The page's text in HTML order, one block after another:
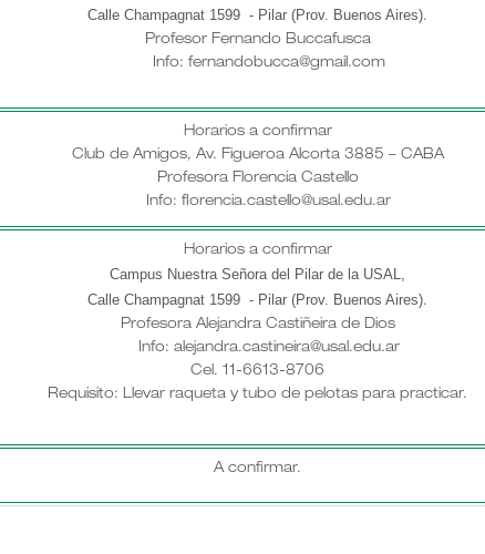
Calle Champagnat 1599 - Pilar (Prov. Buenos Aires).
Profesor Fernando Buccafusca
Info: fernandobucca@gmail.com
Horarios a confirmar
Club de Amigos, Av. Figueroa Alcorta 3885 – CABA
Profesora Florencia Castello
Info: florencia.castello@usal.edu.ar
Horarios a confirmar
Campus Nuestra Señora del Pilar de la USAL,
Calle Champagnat 1599 - Pilar (Prov. Buenos Aires).
Profesora Alejandra Castiñeira de Dios
Info: alejandra.castineira@usal.edu.ar
Cel. 11-6613-8706
Requisito: Llevar raqueta y tubo de pelotas para practicar.
A confirmar.